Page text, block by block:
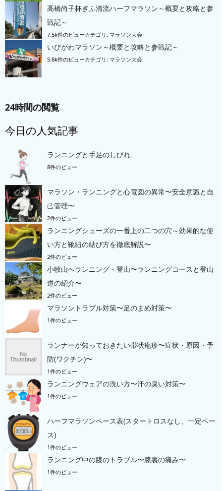
高橋尚子杯ぎふ清流ハーフマラソン～概要と攻略と参
戦記～
7.5k件のビューカテゴリ: マラソン大会
いびがわマラソン～概要と攻略と参戦記～
5.8k件のビューカテゴリ: マラソン大会
24時間の閲覧
今日の人気記事
ランニングと手足のしびれ
8件のビュー
マラソン・ランニングと心電図の異常〜安全意識と自
己管理〜
2件のビュー
ランニングシューズの一番上の二つの穴～効果的な使
い方と靴紐の結び方を徹底解説〜
2件のビュー
小牧山へランニング・登山〜ランニングコースと登山
道の紹介〜
2件のビュー
マラソントラブル対策〜足のまめ対策〜
1件のビュー
ランナーが知っておきたい帯状疱疹〜症状・原因・予
防(ワクチン)〜
1件のビュー
ランニングウェアの洗い方〜汗の臭い対策〜
1件のビュー
ハーフマラソンペース表(スタートロスなし、一定ペー
ス)
1件のビュー
ランニング中の膝のトラブル〜膝裏の痛み〜
1件のビュー